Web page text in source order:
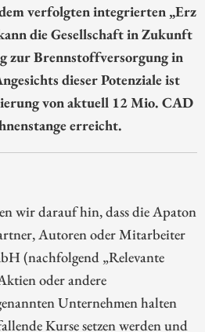
verfolgten integrierten „Erz
die Gesellschaft in Zukunft
zur Brennstoffversorgung in
dieser Potenziale ist
von aktuell 12 Mio. CAD
erreicht.
wir darauf hin, dass die Apaton
Autoren oder Mitarbeiter
(nachfolgend „Relevante
oder andere
Unternehmen halten
Kurse setzen werden und